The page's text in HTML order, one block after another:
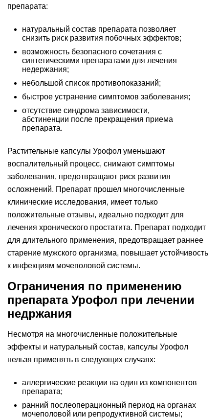
препарата:
натуральный состав препарата позволяет
снизить риск развития побочных эффектов;
возможность безопасного сочетания с
синтетическими препаратами для лечения
недержания;
небольшой список противопоказаний;
быстрое устранение симптомов заболевания;
отсутствие синдрома зависимости,
абстиненции после прекращения приема
препарата.
Растительные капсулы Урофол уменьшают
воспалительный процесс, снимают симптомы
заболевания, предотвращают риск развития
осложнений. Препарат прошел многочисленные
клинические исследования, имеет только
положительные отзывы, идеально подходит для
лечения хронического простатита. Препарат подходит
для длительного применения, предотвращает раннее
старение мужского организма, повышает устойчивость
к инфекциям мочеполовой системы.
Ограничения по применению
препарата Урофол при лечении
недржания
Несмотря на многочисленные положительные
эффекты и натуральный состав, капсулы Урофол
нельзя применять в следующих случаях:
аллергические реакции на один из компонентов
препарата;
ранний послеоперационный период на органах
мочеполовой или репродуктивной системы;